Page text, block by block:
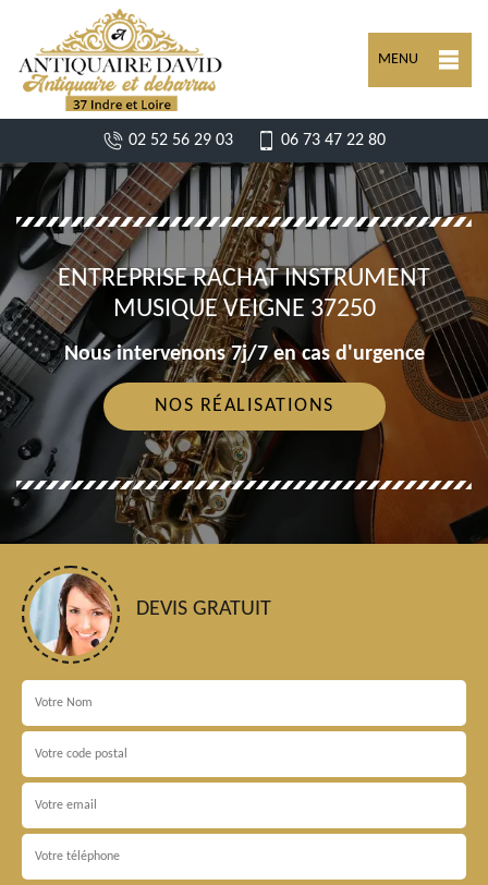
MENU
02 52 56 29 03 06 73 47 22 80
ENTREPRISE RACHAT INSTRUMENT
MUSIQUE VEIGNE 37250
Nous intervenons 7j/7 en cas d'urgence
NOS RÉALISATIONS
DEVIS GRATUIT